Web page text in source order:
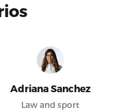
Adriana Sanchez
Law and sport